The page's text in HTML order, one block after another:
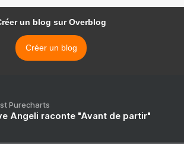
un blog sur Overblog
Créer un blog
Purecharts
Angeli raconte "Avant de partir"